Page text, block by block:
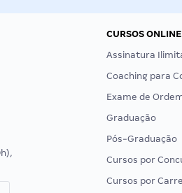
CURSOS ONLINE
Assinatura
Coaching para
Exame de
Graduação
Pós-Graduação
Cursos por
Cursos por